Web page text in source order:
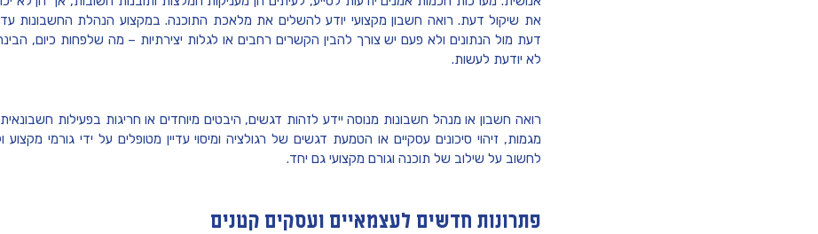
את שיקול דעת. רואה חשבון מקצועי יודע להשלים את מלאכת התוכנה. במקצוע הנהלת החשבונות
דעת מול הנתונים ולא פעם יש צורך להבין הקשרים רחבים או לגלות יצירתיות – מה שלפחות כיום,
לא יודעת לעשות.
רואה חשבון או מנהל חשבונות מנוסה יידע לזהות דגשים, היבטים מיוחדים או חריגות בפעילות
מגמות, זיהוי סיכונים עסקיים או הטמעת דגשים של רגולציה ומיסוי עדיין מטופלים על ידי גורמי
לחשוב על שילוב של תוכנה וגורם מקצועי גם יחד.
פתרונות חדשים לעצמאיים ועסקים קטנים